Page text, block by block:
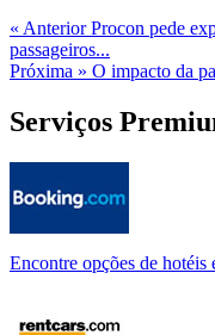
« AnteriorProcon pede
passageiros...
Próxima » O impacto da
Serviços
Encontre opções de hotéis